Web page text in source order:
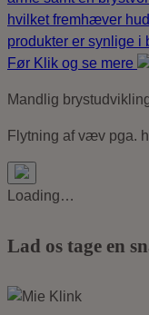
Før Klik og se mere
Mandlig
Flytning af væv pga.
Loading…
Lad os tage en